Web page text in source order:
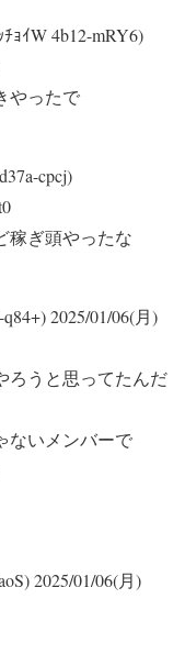
ｮｲW 4b12-mRY6)
やったで
cpcj)
稼ぎ頭やったな
2025/01/06(月)
ろうと思ってたんだ
ないメンバーで
2025/01/06(月)